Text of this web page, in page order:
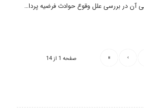
آن در بررسی علل وقوع حوادث فرضیه پردا…
صفحه 1 از 14 ›
»